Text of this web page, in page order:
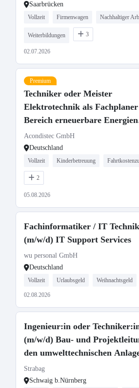
Saarbrücken
Vollzeit Firmenwagen Nachhaltiger
Weiterbildungen 3
02.07.2026
Premium
Techniker oder Meister
Elektrotechnik als
Bereich erneuerbare Energien
(m/w/d)
Acondistec GmbH
Deutschland
Vollzeit Kinderbetreuung
2
05.08.2026
Fachinformatiker / IT
(m/w/d) IT Support Services
wu personal GmbH
Deutschland
Vollzeit Urlaubsgeld Weihnachtsgeld
02.08.2026
Ingenieur:in oder
(m/w/d) Bau- und
den umwelttechnischen
Strabag
Schwaig b.Nürnberg